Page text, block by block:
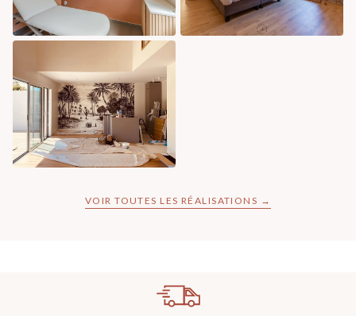
VOIR TOUTES LES RÉALISATIONS →